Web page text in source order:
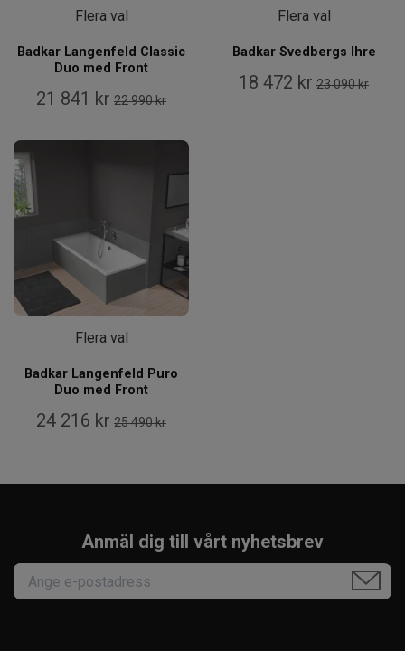
Flera val
Badkar Langenfeld Classic
Duo med Front
21 841 kr 22 990 kr
Flera val
Badkar Svedbergs Ihre
18 472 kr 23 090 kr
Flera val
Badkar Langenfeld Puro
Duo med Front
24 216 kr 25 490 kr
Anmäl dig till vårt nyhetsbrev